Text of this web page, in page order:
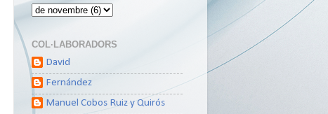
COL·LABORADORS
David
Fernández
Manuel Cobos Ruiz y Quirós